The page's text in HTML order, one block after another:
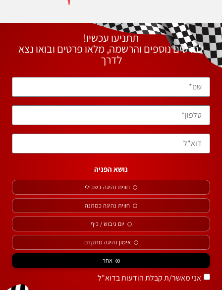
תתניעו עכשיו!
לפרטים נוספים והרשמה, מלאו פרטים ובואו נצא
לדרך
נושא הפניה
חווית נהיגה בשבילי
חווית נהיגה כמתנה
יום גיבוש / כיף
אימון נהיגה מתקדם
אחר
אני מאשר/ת קבלת הודעות בדוא"ל